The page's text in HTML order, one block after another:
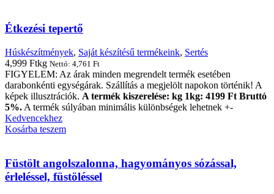
Étkezési tepertő
Húskészítmények, Saját készítésű termékeink, Sertés
4,999 Ftkg Nettó: 4,761 Ft
FIGYELEM: Az árak minden megrendelt termék esetében
darabonkénti egységárak. Szállítás a megjelölt napokon történik! A
képek illusztrációk. A termék kiszerelése: kg 1kg: 4199 Ft Bruttó
5%. A termék súlyában minimális különbségek lehetnek +-
Kedvencekhez
Kosárba teszem
Füstölt angolszalonna, hagyományos sózással,
érleléssel, füstöléssel